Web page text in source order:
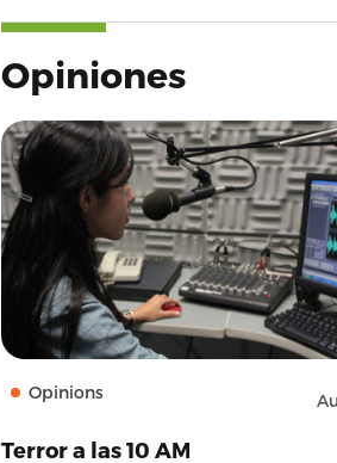
Opiniones
Opinions
Terror a las 10 AM